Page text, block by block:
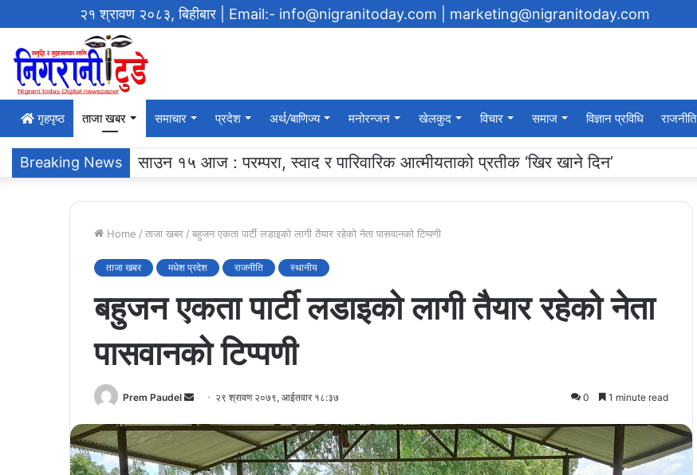
२१ श्रावण २०८३, बिहीबार | Email:- info@nigranitoday.com | marketing@nigranitoday.com
गृहपृष्‍ठ ताजा खबर समाचार प्रदेश अर्थ/बाणिज्य मनोरन्जन खेलकुद विचार समाज विज्ञान प्रविधि राजनीति
Breaking News एसएलसी ब्याच २०६१ ले ग¥यो विद्यालयमा अक्षयकोष स्थापना गर्ने घोषणा
Home / ताजा खबर / बहुजन एकता पार्टी लडाइको लागी तैयार रहेको नेता पासवानको टिप्पणी
ताजा खबर मधेश प्रदेश राजनीति स्थानीय
बहुजन एकता पार्टी लडाइको लागी तैयार रहेको नेता
पासवानको टिप्पणी
Prem Paudel
Send
email
२९ श्रावण २०७९, आईतवार १८:३७ 0 1 minute read